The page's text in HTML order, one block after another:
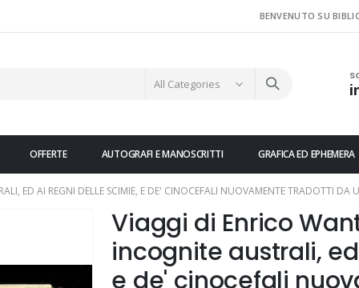
BENVENUTO SU
OFFERTE AUTOGRAFI E MANOSCRITTI GRAFICA ED EPHEMERA
ED AI REGNI DELLE SCIMIE, E DE' CINOCEFALI NUOVAMENTE TRADOTTI DA
Viaggi di Enrico
incognite australi,
e de' cinocefali